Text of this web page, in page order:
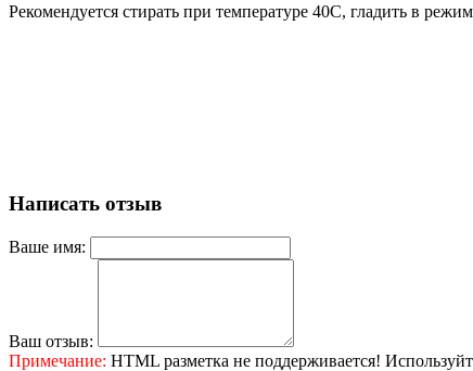
Рекомендуется стирать при температуре 40С, гладить в
Написать отзыв
Ваше имя:
Ваш отзыв:
Примечание: HTML разметка не поддерживается!